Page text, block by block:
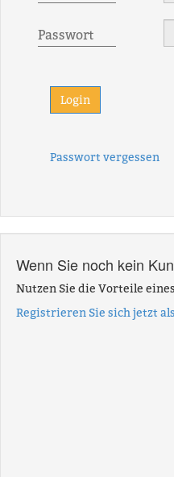
Passwort
Passwort vergessen
Wenn Sie noch kein
Nutzen Sie die Vorteile
Registrieren Sie sich jetzt